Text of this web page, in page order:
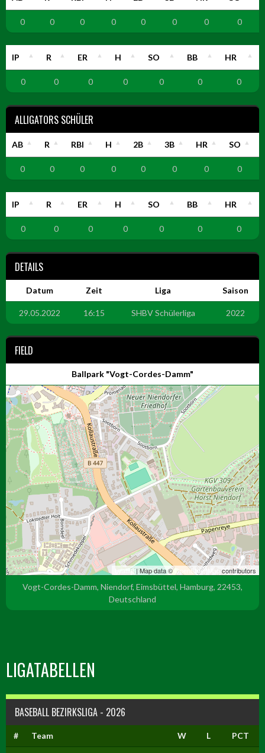
0 0 0 0 0 0 0 0
IP R ER H SO BB HR
0 0 0 0 0 0 0
ALLIGATORS SCHÜLER
AB R RBI H 2B 3B HR SO
0 0 0 0 0 0 0 0
IP R ER H SO BB HR
0 0 0 0 0 0 0
DETAILS
Datum Zeit Liga Saison
29.05.2022 16:15 SHBV Schülerliga 2022
FIELD
Ballpark "Vogt-Cordes-Damm"
Leaflet| Map data ©OpenStreetMap contributors
Vogt-Cordes-Damm, Niendorf, Eimsbüttel, Hamburg, 22453,
Deutschland
LIGATABELLEN
BASEBALL BEZIRKSLIGA - 2026
# Team W L PCT